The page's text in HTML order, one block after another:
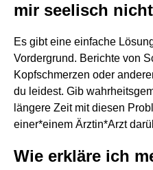
mir seelisch
Es gibt eine einfache
Vordergrund. Berichte von
Kopfschmerzen oder
du leidest. Gib
längere Zeit mit diesen
einer*einem Ärztin*Arzt
Wie erkläre ich